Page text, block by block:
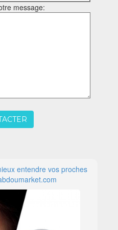
message:
entendre vos proches